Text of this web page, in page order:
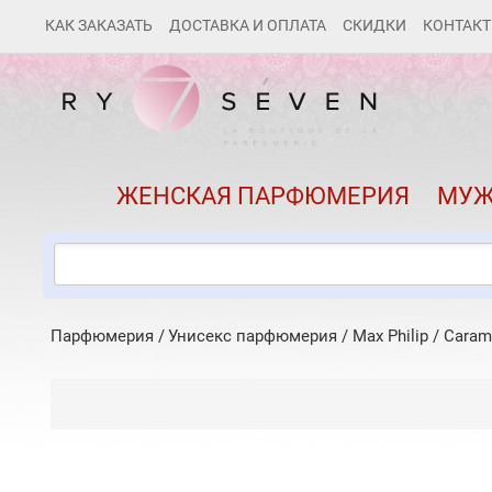
КАК ЗАКАЗАТЬ ДОСТАВКА И ОПЛАТА СКИДКИ
ЖЕНСКАЯ ПАРФЮМЕРИЯ
Парфюмерия Унисекс парфюмерия / Max Philip /